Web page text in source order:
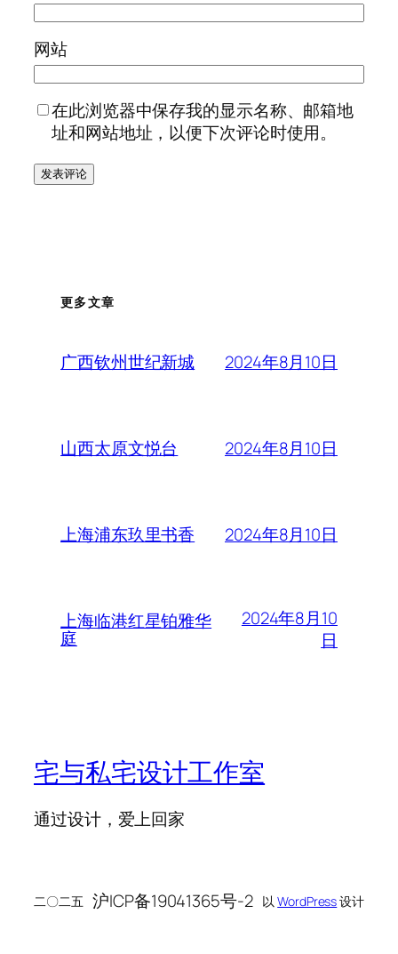
网站
在此浏览器中保存我的显示名称、邮箱地
址和网站地址，以便下次评论时使用。
更多文章
广西钦州世纪新城 2024年8月10日
山西太原文悦台 2024年8月10日
上海浦东玖里书香 2024年8月10日
上海临港红星铂雅华
庭
2024年8月10
日
宅与私宅设计工作室
通过设计，爱上回家
二〇二五 沪ICP备19041365号-2 以WordPress设计